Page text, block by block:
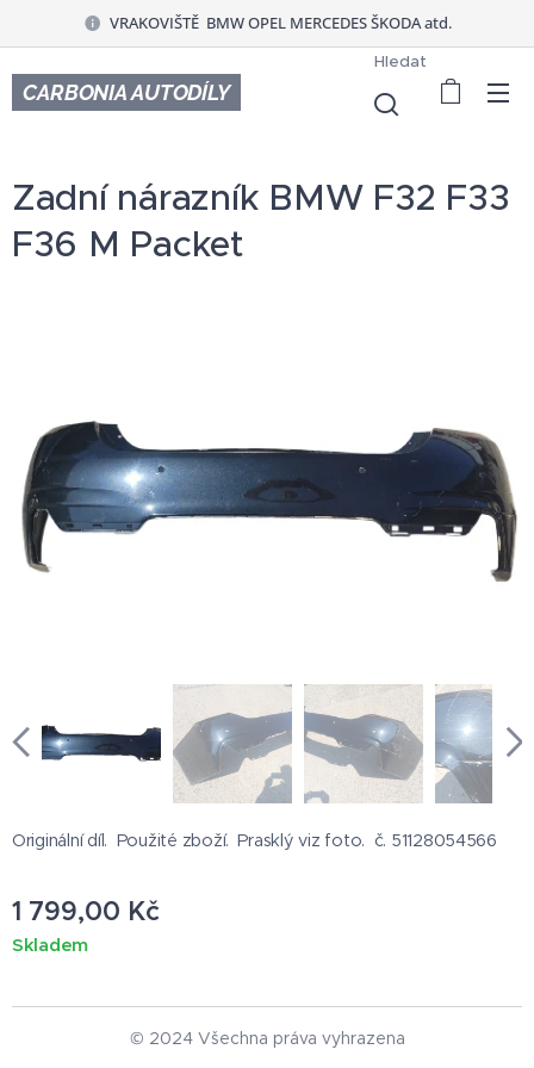
VRAKOVIŠTĚ BMW OPEL MERCEDES ŠKODA atd.
CARBONIA AUTODÍLY
Hledat
Zadní nárazník BMW F32 F33
F36 M Packet
Originální díl. Použité zboží. Prasklý viz foto. č. 51128054566
1 799,00 Kč
Skladem
© 2024 Všechna práva vyhrazena